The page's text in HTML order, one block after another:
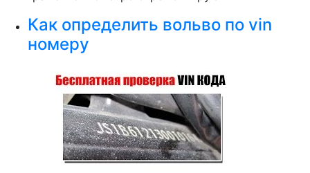
Как определить вольво по vin
номеру